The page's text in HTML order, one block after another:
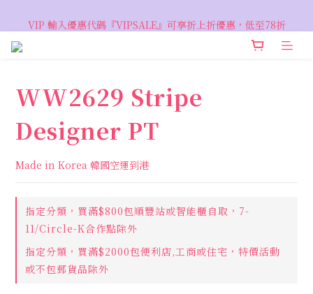
WW2629 Stripe
Designer PT
Made in Korea 韓國空運到港
指定分類，買滿$800包順豐站或智能櫃自取，7-
11/Circle-K合作點除外
指定分類，買滿$2000包便利店,工商或住宅，特價活動
或不包郵貨品除外